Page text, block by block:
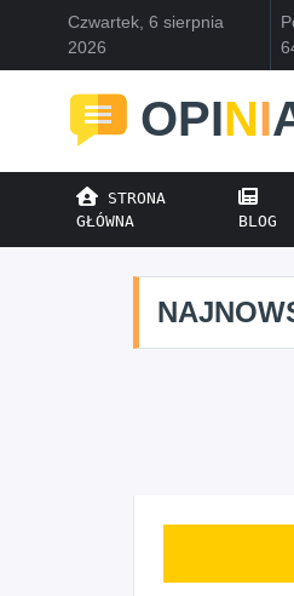
Czwartek, 6 sierpnia
2026
OPINI
STRONA
GŁÓWNA
BLOG